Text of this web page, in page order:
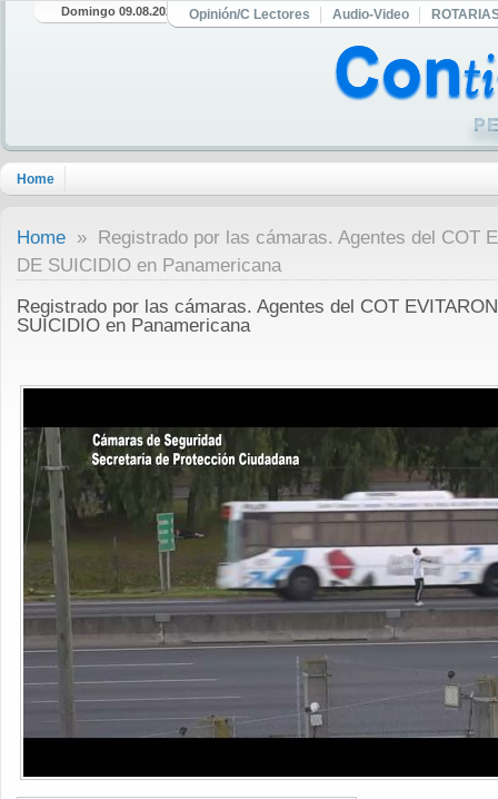
Domingo 09.08.2026 Opinión/C Lectores Audio-Video
Home
Home » Registrado por las cámaras. Agentes del COT
DE SUICIDIO en Panamericana
Registrado por las cámaras. Agentes del COT
SUICIDIO en Panamericana